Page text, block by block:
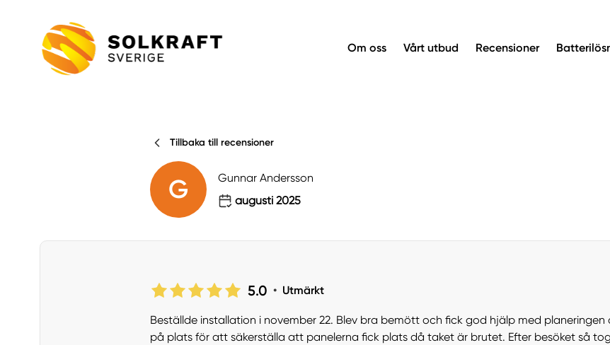
Om oss Vårt utbud Recensioner
Tillbaka till recensioner
G
Gunnar Andersson
augusti 2025
5.0 • Utmärkt
Beställde installation i november 22. Blev bra bemött och fick god hjälp med
på plats för att säkerställa att panelerna fick plats då taket är brutet. Efter besöket så